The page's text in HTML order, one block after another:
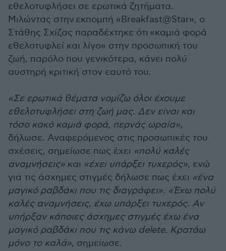
εθελοτυφλήσει σε ερωτικά ζητήματα.
Μιλώντας στην εκπομπή «Breakfast@Star», ο
Στάθης Σχίζας παραδέχτηκε ότι «καμιά φορά
εθελοτυφλεί και λίγο» στην προσωπική του
ζωή, παρόλο που γενικότερα, κάνει πολύ
αυστηρή κριτική στον εαυτό του.
«Σε ερωτικά θέματα νομίζω όλοι έχουμε
εθελοτυφλήσει στη ζωή μας. Δεν είναι και
τόσο κακό καμιά φορά, περνάς ωραία»,
δήλωσε. Αναφερόμενος στις προσωπικές του
σχέσεις, σημείωσε πως έχει «πολύ καλές
αναμνήσεις» και «έχει υπάρξει τυχερός», ενώ
για τις άσχημες στιγμές δήλωσε πως έχει «ένα
μαγικό ραβδάκι που τις διαγράφει». «Έχω πολύ
καλές αναμνήσεις, έχω υπάρξει τυχερός. Αν
υπήρξαν κάποιες άσχημες στιγμές έχω ένα
μαγικό ραβδάκι που τις κάνω delete. Κρατάω
μόνο το καλά», σημείωσε.